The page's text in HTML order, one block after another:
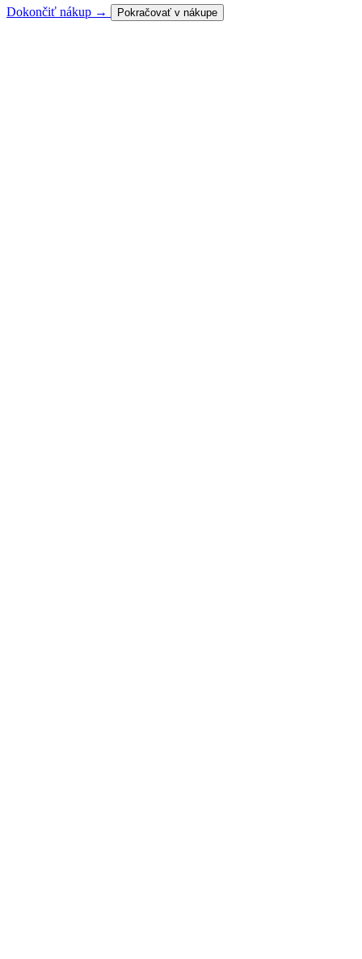
Dokončiť nákup → Pokračovať v nákupe